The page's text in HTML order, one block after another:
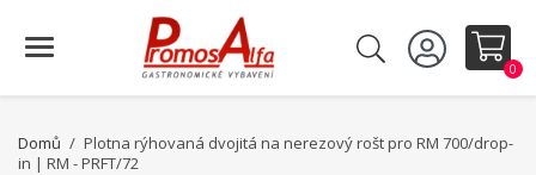
0
Domů
Plotna rýhovaná dvojitá na nerezový rošt pro RM 700/drop-
in | RM - PRFT/72